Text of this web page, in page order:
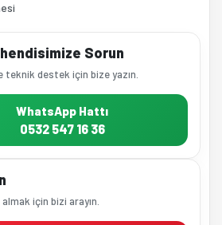
Sorun
teknik destek için bize yazın.
WhatsApp Hattı
0532 547 16 36
için bizi arayın.